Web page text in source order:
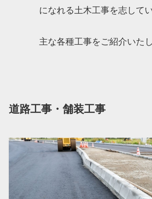
になれる土木工事を志してい
主な各種工事をご紹介いたし
道路工事・舗装工事